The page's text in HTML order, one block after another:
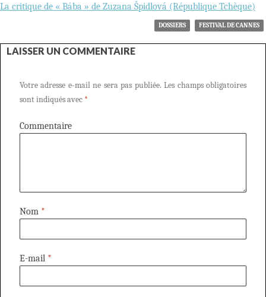
La critique de « Bába » de Zuzana Špidlová (République Tchèque)
DOSSIERS FESTIVAL DE CANNES
LAISSER UN COMMENTAIRE
Votre adresse e-mail ne sera pas publiée. Les champs obligatoires
sont indiqués avec *
Commentaire
Nom *
E-mail *